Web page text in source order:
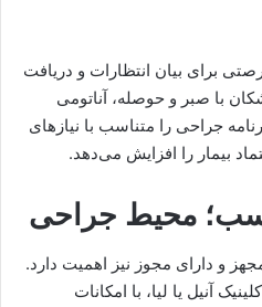
برای بیان انتظارات و دریافت
با صبر و حوصله، آناتومی
جراحی را متناسب با نیازهای
بیمار را افزایش می‌دهد.
محیط جراحی
و دارای مجوز نیز اهمیت دارد.
آنیل یا لیا، با امکانات